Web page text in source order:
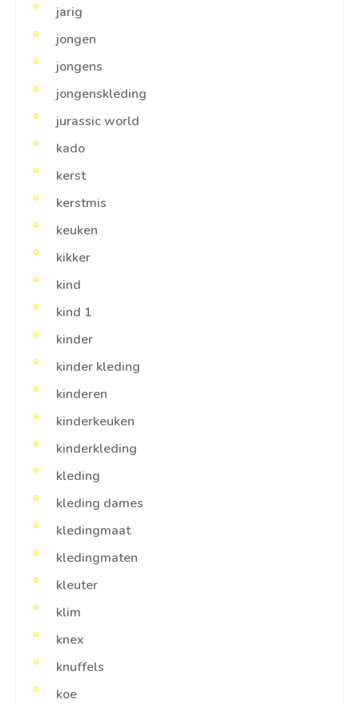
jarig
jongen
jongens
jongenskleding
jurassic world
kado
kerst
kerstmis
keuken
kikker
kind
kind 1
kinder
kinder kleding
kinderen
kinderkeuken
kinderkleding
kleding
kleding dames
kledingmaat
kledingmaten
kleuter
klim
knex
knuffels
koe